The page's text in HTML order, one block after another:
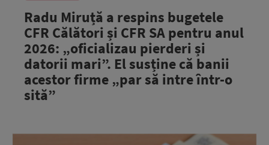
Radu Miruță a respins bugetele
CFR Călători și CFR SA pentru anul
2026: „oficializau pierderi și
datorii mari”. El susține că banii
acestor firme „par să intre într-o
sită”